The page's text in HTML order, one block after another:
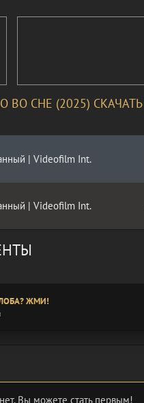
ВО СНЕ (2025)
| Videofilm Int.
| Videofilm Int.
ЖМИ!
Вы можете стать первым!